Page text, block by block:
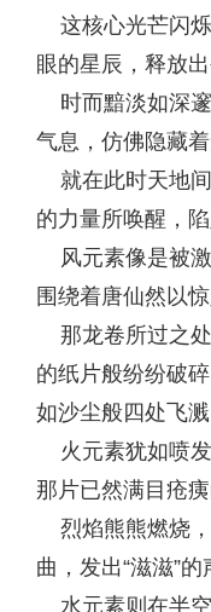
这核心光芒闪
眼的星辰，释放
时而黯淡如深
气息，仿佛隐藏着
就在此时天地
的力量所唤醒，
风元素像是被激
围绕着唐仙然以
那龙卷所过之
的纸片般纷纷破
如沙尘般四处飞溅
火元素犹如喷
那片已然满目疮
烈焰熊熊燃烧
曲，发出“滋滋”的
水元素则在半